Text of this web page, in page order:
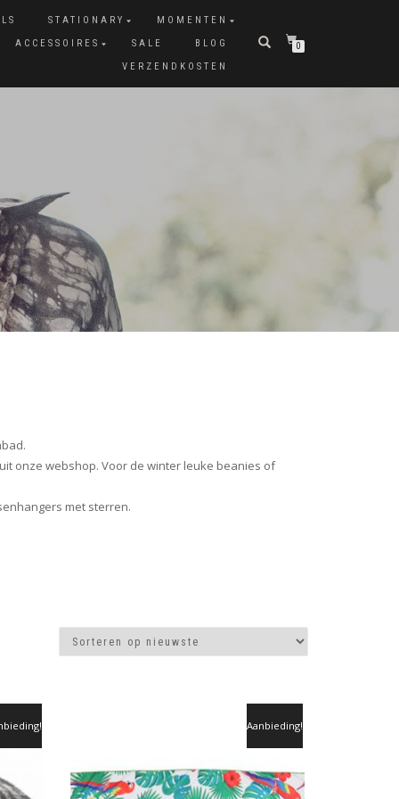
STATIONARY
MOMENTEN
ACCESSOIRES SALE
BLOG
VERZENDKOSTEN
0
onze webshop. Voor de winter leuke beanies of
met sterren.
Aanbieding!